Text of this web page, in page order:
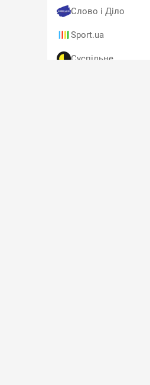
Слово і Діло
Sport.ua
Суспільне